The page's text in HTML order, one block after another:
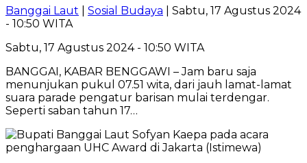
Banggai Laut Sosial Budaya | Sabtu, 17 Agustus 2024
- 10:50 WITA
Sabtu, 17 Agustus 2024 - 10:50 WITA
BANGGAI, KABAR BENGGAWI – Jam baru saja
menunjukan pukul 07.51 wita, dari jauh lamat-lamat
suara parade pengatur barisan mulai terdengar.
Seperti saban tahun 17…